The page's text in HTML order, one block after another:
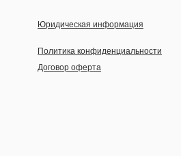
Политика конфиденциальности
Договор оферта
Юридическая информация